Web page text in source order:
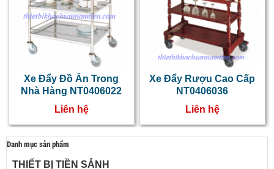
Xe Đẩy Đồ Ăn Trong
Nhà Hàng NT0406022
Liên hệ
Xe Đẩy Rượu Cao Cấp
NT0406036
Liên hệ
Danh mục sản phẩm
THIẾT BỊ TIỀN SẢNH